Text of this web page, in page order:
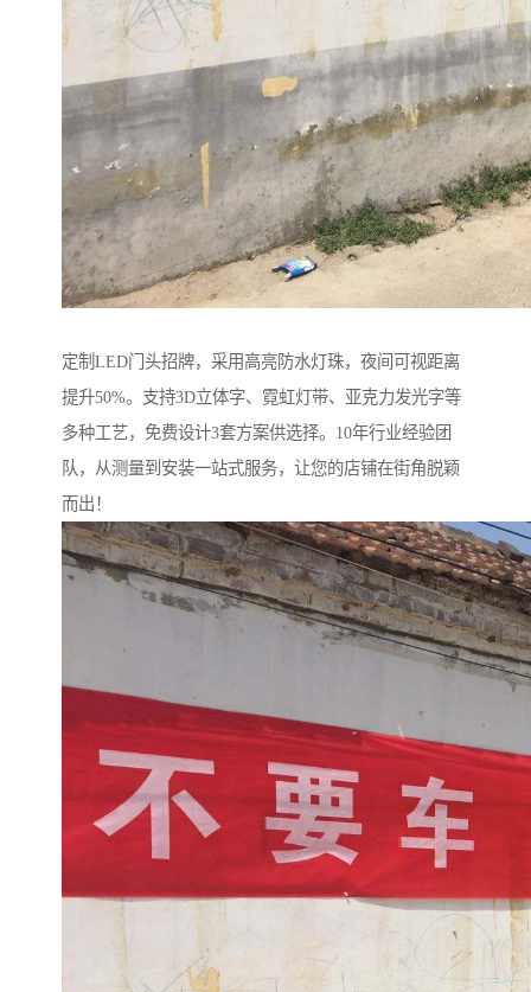
定制LED门头招牌，采用高亮防水灯珠，夜间可视距离
提升50%。支持3D立体字、霓虹灯带、亚克力发光字等
多种工艺，免费设计3套方案供选择。10年行业经验团
队，从测量到安装一站式服务，让您的店铺在街角脱颖
而出！